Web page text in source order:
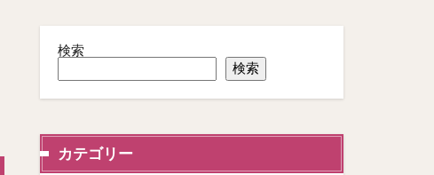
検索
検索
カテゴリー